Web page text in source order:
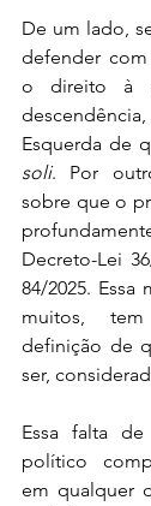
De um lado,
defender
o direito à
Esquerda de
soli. Por
sobre que o
Decreto-Lei
84/2025. Essa
muitos,
definição de
ser,
Essa falta
político
em qualquer